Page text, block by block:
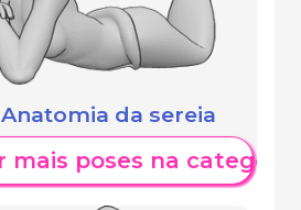
Anatomia da sereia
mais poses na categoria